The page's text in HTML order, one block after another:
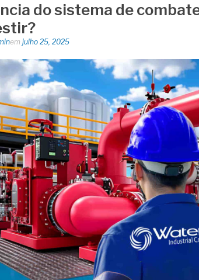
do sistema de
em julho 25, 2025